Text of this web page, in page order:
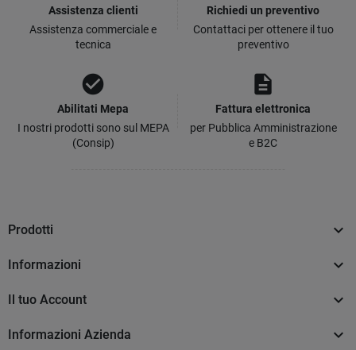
Assistenza clienti
Assistenza commerciale e
tecnica
Richiedi un preventivo
Contattaci per ottenere il tuo
preventivo
check_circle
Abilitati Mepa
I nostri prodotti sono sul MEPA
(Consip)
description
Fattura elettronica
per Pubblica Amministrazione
e B2C
Prodotti 
Informazioni 
Il tuo Account 
Informazioni Azienda 